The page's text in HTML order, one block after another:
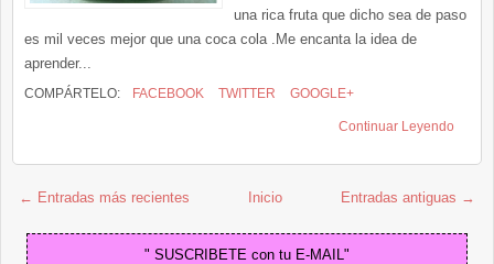
una rica fruta que dicho sea de paso
es mil veces mejor que una coca cola .Me encanta la idea de
aprender...
COMPÁRTELO: FACEBOOK TWITTER GOOGLE+
Continuar Leyendo
← Entradas más recientes Entradas antiguas →
Inicio
" SUSCRIBETE con tu E-MAIL"